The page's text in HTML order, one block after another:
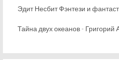
Эдит Несбит Фэнтези и
Тайна двух океанов - Григорий